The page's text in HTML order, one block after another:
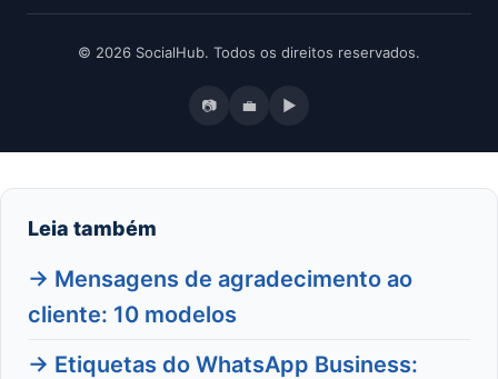
© 2026 SocialHub. Todos os direitos reservados.
📷 💼 ▶
Leia também
→ Mensagens de agradecimento ao
cliente: 10 modelos
→ Etiquetas do WhatsApp Business: